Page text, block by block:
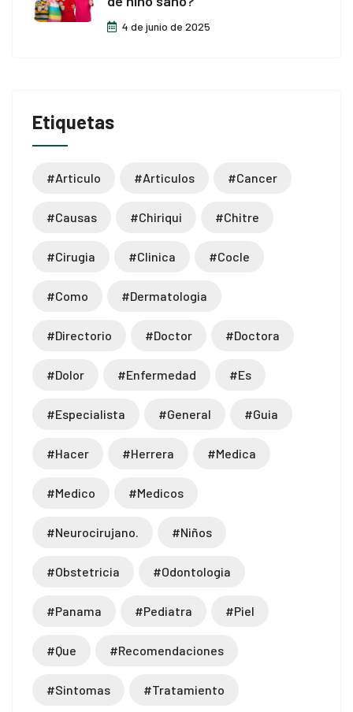
4 de junio de 2025
Etiquetas
#articulo #articulos #cancer
#causas #chiriqui #chitre
#cirugia #clinica #cocle
#como #dermatologia
#directorio #doctor #doctora
#dolor #enfermedad #es
#especialista #general #guia
#hacer #herrera #medica
#medico #medicos
#neurocirujano. #niños
#obstetricia #odontologia
#panama #pediatra #piel
#que #recomendaciones
#sintomas #tratamiento